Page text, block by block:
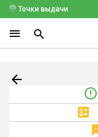
Точки выдачи